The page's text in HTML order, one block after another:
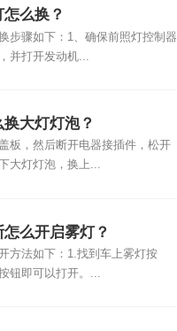
么换？
步骤如下：1、确保前照灯控制器
并打开发动机...
大灯灯泡？
板，然后断开电器接插件，松开
大灯灯泡，换上...
么开启雾灯？
方法如下：1.找到车上雾灯按
钮即可以打开。...